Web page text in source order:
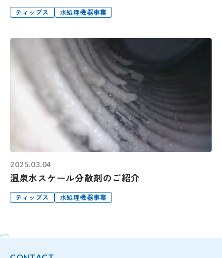
ティップス 水処理機器事業
2025.03.04
温泉水スケール分散剤のご紹介
ティップス 水処理機器事業